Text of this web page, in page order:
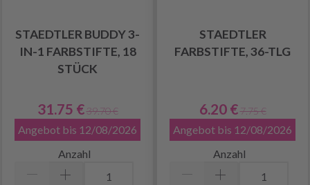
STAEDTLER BUDDY 3-
IN-1 FARBSTIFTE, 18
STÜCK
31.75 € 39.70 €
Angebot bis 12/08/2026
Anzahl
STAEDTLER
FARBSTIFTE, 36-TLG
6.20 € 7.75 €
Angebot bis 12/08/2026
Anzahl